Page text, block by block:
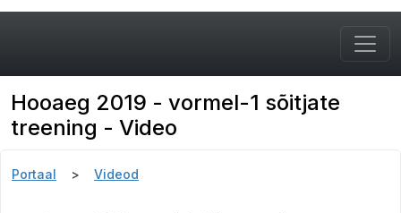
Hooaeg 2019 - vormel-1 sõitjate
treening - Video
Portaal Videod